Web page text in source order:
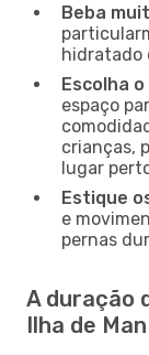
Beba
hidratado
Escolha
espaço
crianças,
lugar
Estique
e
pernas
A duração
Ilha de Man